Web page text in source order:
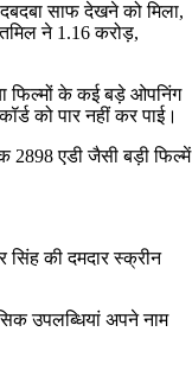
साफ देखने को मिला,
ने 1.16 करोड़,
फिल्मों के कई बड़े ओपनिंग
को पार नहीं कर पाई।
2898 एडी जैसी बड़ी फिल्में
की दमदार स्क्रीन
उपलब्धियां अपने नाम